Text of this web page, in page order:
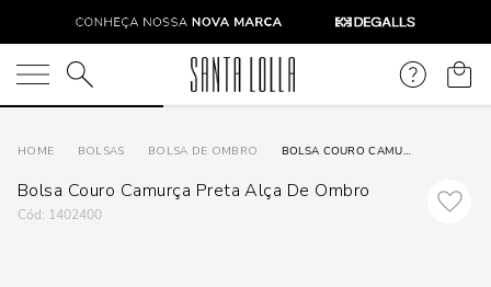
O que você está procurando?
BOLSAS BOLSA DE OMBRO BOLSA COURO CAMURÇA PRETA ALÇA DE OMBRO
Bolsa Couro Camurça Preta Alça De Ombro
: 1402400